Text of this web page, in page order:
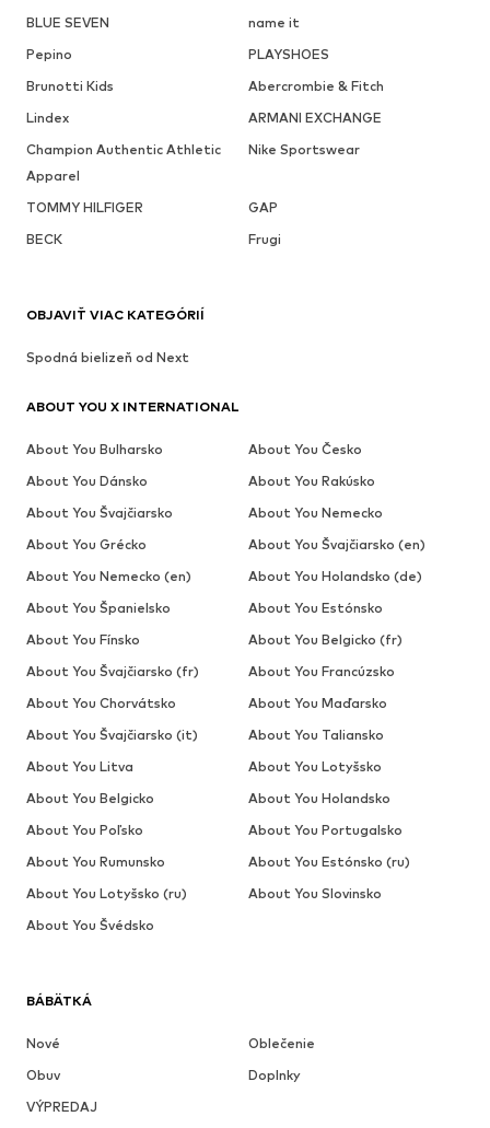
BLUE SEVEN
name it
Pepino
PLAYSHOES
Brunotti Kids
Abercrombie & Fitch
Lindex
ARMANI EXCHANGE
Champion Authentic Athletic
Apparel
Nike Sportswear
TOMMY HILFIGER
GAP
BECK
Frugi
BÁBÄTKÁ
Nové
Oblečenie
Obuv
Doplnky
VÝPREDAJ
OBJAVIŤ VIAC KATEGÓRIÍ
Spodná bielizeň od Next
ABOUT YOU X INTERNATIONAL
About You Bulharsko
About You Česko
About You Dánsko
About You Rakúsko
About You Švajčiarsko
About You Nemecko
About You Grécko
About You Švajčiarsko (en)
About You Nemecko (en)
About You Holandsko (de)
About You Španielsko
About You Estónsko
About You Fínsko
About You Belgicko (fr)
About You Švajčiarsko (fr)
About You Francúzsko
About You Chorvátsko
About You Maďarsko
About You Švajčiarsko (it)
About You Taliansko
About You Litva
About You Lotyšsko
About You Belgicko
About You Holandsko
About You Poľsko
About You Portugalsko
About You Rumunsko
About You Estónsko (ru)
About You Lotyšsko (ru)
About You Slovinsko
About You Švédsko